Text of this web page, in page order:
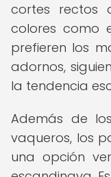
cortes rectos
colores como
prefieren los
adornos,
la tendencia
Además de
vaqueros, los
una opción